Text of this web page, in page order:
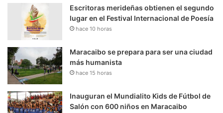
Escritoras merideñas obtienen el segundo
lugar en el Festival Internacional de Poesía
hace 10 horas
Maracaibo se prepara para ser una ciudad
más humanista
hace 15 horas
Inauguran el Mundialito Kids de Fútbol de
Salón con 600 niños en Maracaibo